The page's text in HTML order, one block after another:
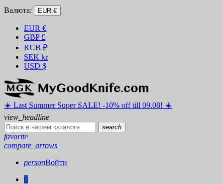
Валюта: EUR €
EUR €
GBP £
RUB ₽
SEK kr
USD $
☀️ ️Last Summer Super SALE! -10% off till 09.08! ☀️
view_headline
search
favorite
compare_arrows
personВойти
0